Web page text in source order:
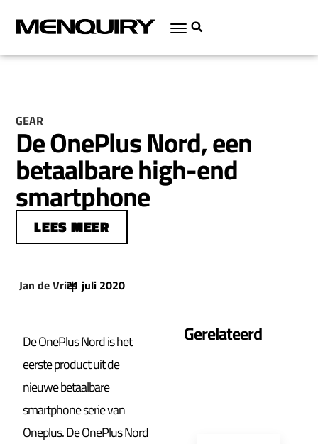
GEAR
De OnePlus Nord, een
betaalbare high-end
smartphone
LEES MEER
Jan de Vries
|
21 juli 2020
De OnePlus Nord is het
eerste product uit de
nieuwe betaalbare
smartphone serie van
Oneplus. De OnePlus Nord
Gerelateerd